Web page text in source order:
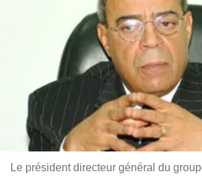
Le président directeur général du